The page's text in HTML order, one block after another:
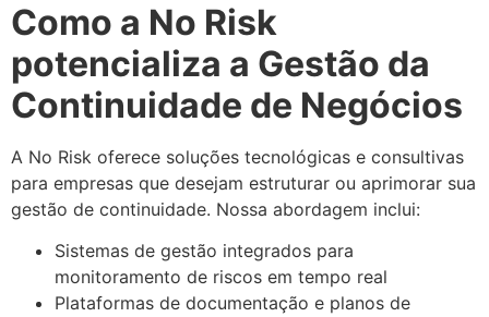
Como a No Risk
potencializa a Gestão da
Continuidade de Negócios
A No Risk oferece soluções tecnológicas e consultivas
para empresas que desejam estruturar ou aprimorar sua
gestão de continuidade. Nossa abordagem inclui:
Sistemas de gestão integrados para
monitoramento de riscos em tempo real
Plataformas de documentação e planos de